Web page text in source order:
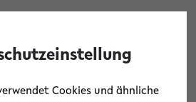
Cookies und ähnliche